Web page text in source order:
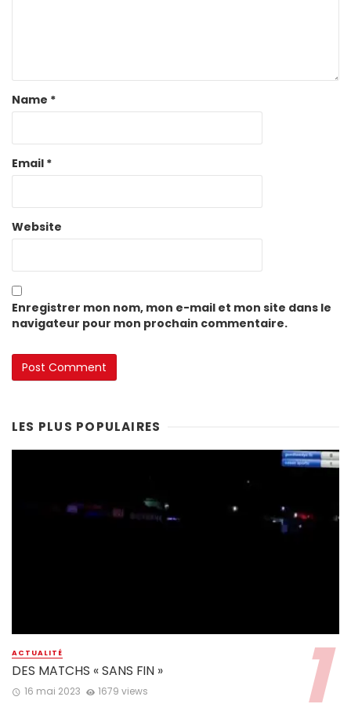
Name *
Email *
Website
Enregistrer mon nom, mon e-mail et mon site dans le
navigateur pour mon prochain commentaire.
LES PLUS POPULAIRES
ACTUALITÉ
DES MATCHS « SANS FIN »
16 mai 2023 1679 views